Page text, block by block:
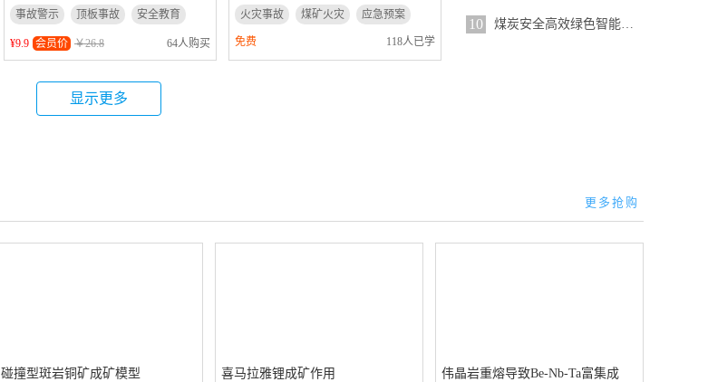
事故警示 顶板事故 安全教育
¥9.9 会员价 ￥26.8 64人购买
火灾事故 煤矿火灾 应急预案
免费 118人已学
10 煤炭安全高效绿色智能开采地质保...
显示更多
更多抢购
碰撞型斑岩铜矿成矿模型 喜马拉雅锂成矿作用
伟晶岩重熔导致Be-Nb-Ta富集成